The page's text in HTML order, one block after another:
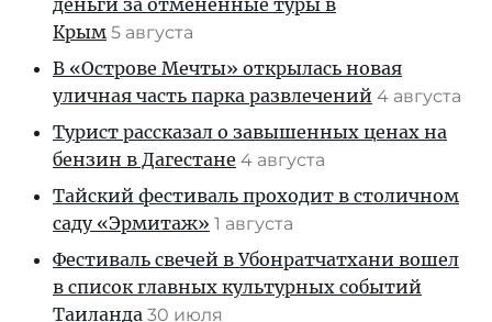
Крым 5 августа
В «Острове Мечты» открылась новая
уличная часть парка развлечений 4 августа
Турист рассказал о завышенных ценах на
бензин в Дагестане 4 августа
Тайский фестиваль проходит в столичном
саду «Эрмитаж» 1 августа
Фестиваль свечей в Убонратчатхани вошел
в список главных культурных событий
Таиланда 30 июля